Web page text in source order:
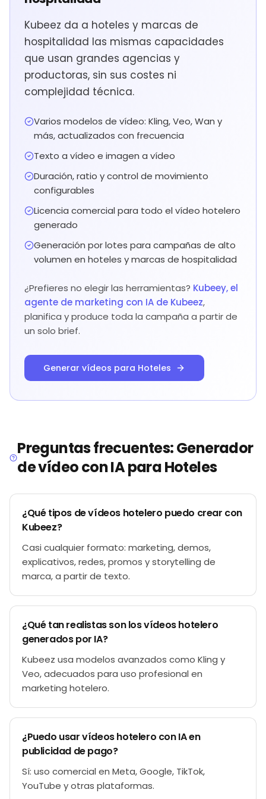
Kubeez da a hoteles y marcas de
hospitalidad las mismas capacidades
que usan grandes agencias y
productoras, sin sus costes ni
complejidad técnica.
Varios modelos de vídeo: Kling, Veo, Wan y
más, actualizados con frecuencia
Texto a vídeo e imagen a vídeo
Duración, ratio y control de movimiento
configurables
Licencia comercial para todo el vídeo hotelero
generado
Generación por lotes para campañas de alto
volumen en hoteles y marcas de hospitalidad
¿Prefieres no elegir las herramientas? Kubeey, el
agente de marketing con IA de Kubeez,
planifica y produce toda la campaña a partir de
un solo brief.
Generar vídeos para Hoteles
Preguntas frecuentes: Generador
de vídeo con IA para Hoteles
¿Qué tipos de vídeos hotelero puedo crear con
Kubeez?
Casi cualquier formato: marketing, demos,
explicativos, redes, promos y storytelling de
marca, a partir de texto.
¿Qué tan realistas son los vídeos hotelero
generados por IA?
Kubeez usa modelos avanzados como Kling y
Veo, adecuados para uso profesional en
marketing hotelero.
¿Puedo usar vídeos hotelero con IA en
publicidad de pago?
Sí: uso comercial en Meta, Google, TikTok,
YouTube y otras plataformas.